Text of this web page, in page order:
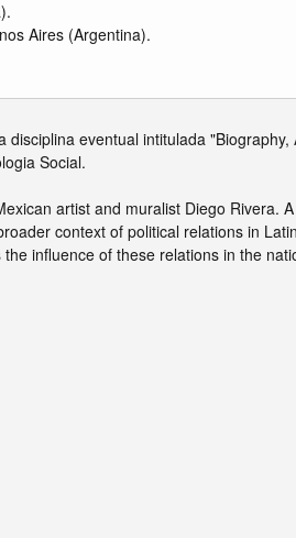
Aires (Argentina).
eventual intitulada "Biography,
Social.
artist and muralist Diego Rivera. A
context of political relations in Latin
influence of these relations in the